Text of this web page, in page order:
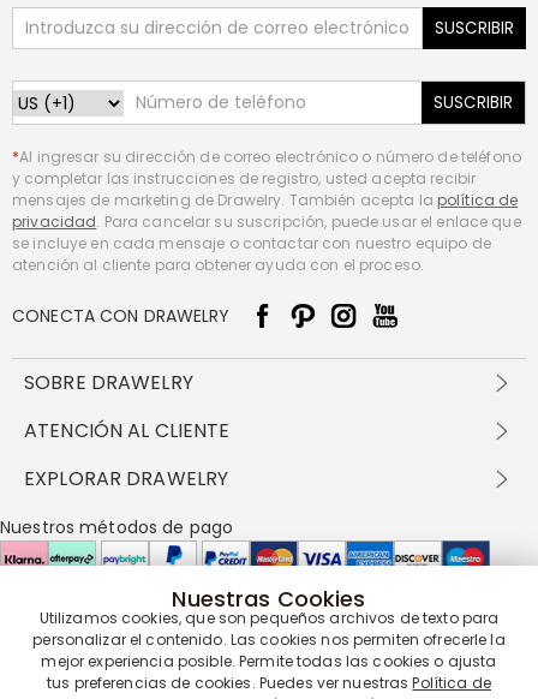
SUSCRIBIR
SUSCRIBIR
*Al ingresar su dirección de correo electrónico o número de teléfono
y completar las instrucciones de registro, usted acepta recibir
mensajes de marketing de Drawelry. También acepta la política de
privacidad. Para cancelar su suscripción, puede usar el enlace que
se incluye en cada mensaje o contactar con nuestro equipo de
atención al cliente para obtener ayuda con el proceso.
CONECTA CON DRAWELRY
SOBRE DRAWELRY
Sobre nosotros
política de privacidad
Preguntas frecuentes
Política de cookies
ATENCIÓN AL CLIENTE
Envío y entrega
Devolución en 60 días
Cómo cuidar
EXPLORAR DRAWELRY
Drawelry Prime
Programa de Recompensas
Nuestros métodos de pago
Nuestros socios de entrega
Nuestras Cookies
Utilizamos cookies, que son pequeños archivos de texto para
personalizar el contenido. Las cookies nos permiten ofrecerle la
mejor experiencia posible. Permite todas las cookies o ajusta
tus preferencias de cookies. Puedes ver nuestrasPolítica de